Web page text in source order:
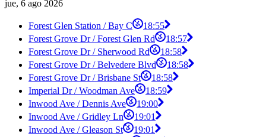
jue, 6 ago 2026
Forest Glen Station / Bay C
18:55
Forest Grove Dr / Forest Glen Rd
18:57
Forest Grove Dr / Sherwood Rd
18:58
Forest Grove Dr / Belvedere Blvd
18:58
Forest Grove Dr / Brisbane St
18:58
Imperial Dr / Woodman Ave
18:59
Inwood Ave / Dennis Ave
19:00
Inwood Ave / Gridley Ln
19:01
Inwood Ave / Gleason St
19:01